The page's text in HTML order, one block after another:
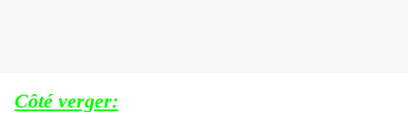
Côté verger: